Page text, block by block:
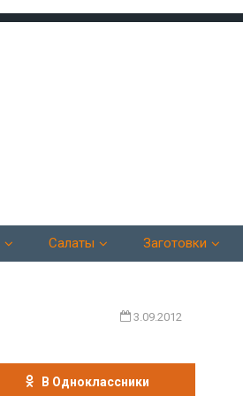
Салаты Заготовки
3.09.2012
В Одноклассники